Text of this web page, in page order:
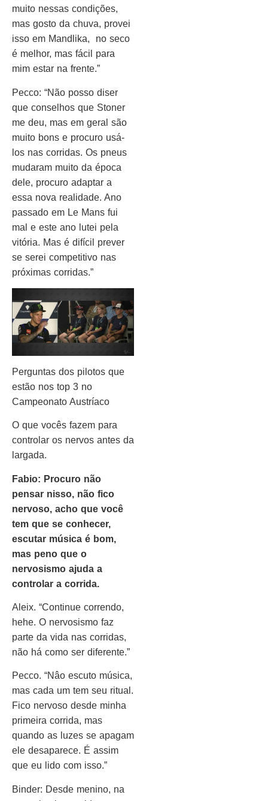
muito nessas condições,
mas gosto da chuva, provei
isso em Mandlika, no seco
é melhor, mas fácil para
mim estar na frente.”
Pecco: “Não posso diser
que conselhos que Stoner
me deu, mas em geral são
muito bons e procuro usá-
los nas corridas. Os pneus
mudaram muito da época
dele, procuro adaptar a
essa nova realidade. Ano
passado em Le Mans fui
mal e este ano lutei pela
vitória. Mas é difícil prever
se serei competitivo nas
próximas corridas.”
Perguntas dos pilotos que
estão nos top 3 no
Campeonato Austríaco
O que vocês fazem para
controlar os nervos antes da
largada.
Fabio: Procuro não
pensar nisso, não fico
nervoso, acho que você
tem que se conhecer,
escutar música é bom,
mas peno que o
nervosismo ajuda a
controlar a corrida.
Aleix. “Continue correndo,
hehe. O nervosismo faz
parte da vida nas corridas,
não há como ser diferente.”
Pecco. “Nâo escuto música,
mas cada um tem seu ritual.
Fico nervoso desde minha
primeira corrida, mas
quando as luzes se apagam
ele desaparece. É assim
que eu lido com isso.”
Binder: Desde menino, na